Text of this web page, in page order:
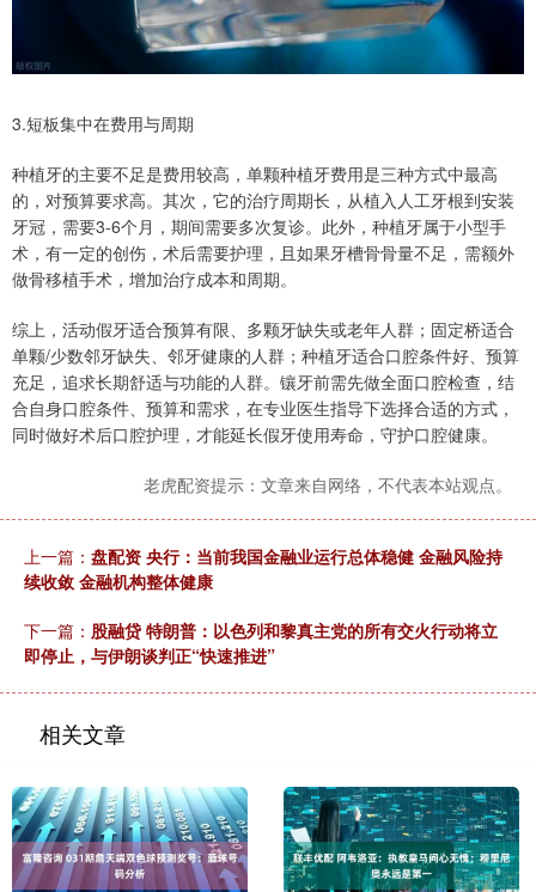
3.短板集中在费用与周期
种植牙的主要不足是费用较高，单颗种植牙费用是三种方式中最高
的，对预算要求高。其次，它的治疗周期长，从植入人工牙根到安装
牙冠，需要3-6个月，期间需要多次复诊。此外，种植牙属于小型手
术，有一定的创伤，术后需要护理，且如果牙槽骨骨量不足，需额外
做骨移植手术，增加治疗成本和周期。
综上，活动假牙适合预算有限、多颗牙缺失或老年人群；固定桥适合
单颗/少数邻牙缺失、邻牙健康的人群；种植牙适合口腔条件好、预算
充足，追求长期舒适与功能的人群。镶牙前需先做全面口腔检查，结
合自身口腔条件、预算和需求，在专业医生指导下选择合适的方式，
同时做好术后口腔护理，才能延长假牙使用寿命，守护口腔健康。
老虎配资提示：文章来自网络，不代表本站观点。
上一篇： 盘配资 央行：当前我国金融业运行总体稳健 金融风险持
续收敛 金融机构整体健康
下一篇： 股融贷 特朗普：以色列和黎真主党的所有交火行动将立
即停止，与伊朗谈判正“快速推进”
相关文章